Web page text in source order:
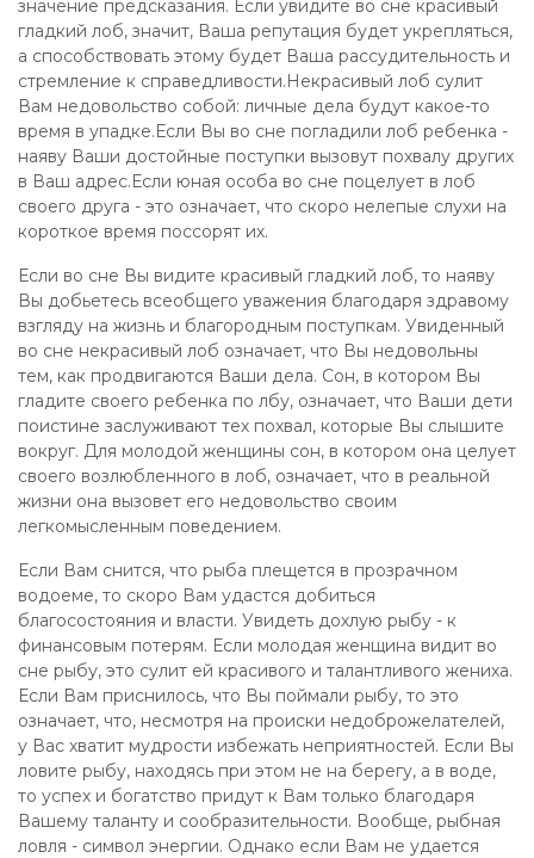
значение предсказания. Если увидите во сне красивый
гладкий лоб, значит, Ваша репутация будет укрепляться,
а способствовать этому будет Ваша рассудительность и
стремление к справедливости.Некрасивый лоб сулит
Вам недовольство собой: личные дела будут какое-то
время в упадке.Если Вы во сне погладили лоб ребенка -
наяву Ваши достойные поступки вызовут похвалу других
в Ваш адрес.Если юная особа во сне поцелует в лоб
своего друга - это означает, что скоро нелепые слухи на
короткое время поссорят их.
Если во сне Вы видите красивый гладкий лоб, то наяву
Вы добьетесь всеобщего уважения благодаря здравому
взгляду на жизнь и благородным поступкам. Увиденный
во сне некрасивый лоб означает, что Вы недовольны
тем, как продвигаются Ваши дела. Сон, в котором Вы
гладите своего ребенка по лбу, означает, что Ваши дети
поистине заслуживают тех похвал, которые Вы слышите
вокруг. Для молодой женщины сон, в котором она целует
своего возлюбленного в лоб, означает, что в реальной
жизни она вызовет его недовольство своим
легкомысленным поведением.
Если Вам снится, что рыба плещется в прозрачном
водоеме, то скоро Вам удастся добиться
благосостояния и власти. Увидеть дохлую рыбу - к
финансовым потерям. Если молодая женщина видит во
сне рыбу, это сулит ей красивого и талантливого жениха.
Если Вам приснилось, что Вы поймали рыбу, то это
означает, что, несмотря на происки недоброжелателей,
у Вас хватит мудрости избежать неприятностей. Если Вы
ловите рыбу, находясь при этом не на берегу, а в воде,
то успех и богатство придут к Вам только благодаря
Вашему таланту и сообразительности. Вообще, рыбная
ловля - символ энергии. Однако если Вам не удается